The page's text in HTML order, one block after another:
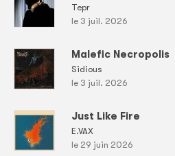
Tepr
le 3 juil. 2026
Malefic Necropolis
Sidious
le 3 juil. 2026
Just Like Fire
E.VAX
le 29 juin 2026